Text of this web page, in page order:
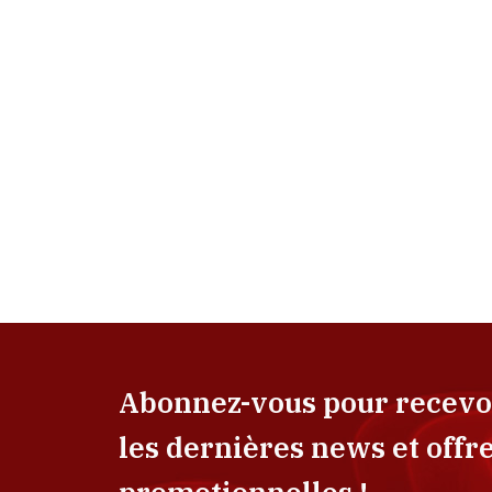
Abonnez-vous pour
les dernières news et